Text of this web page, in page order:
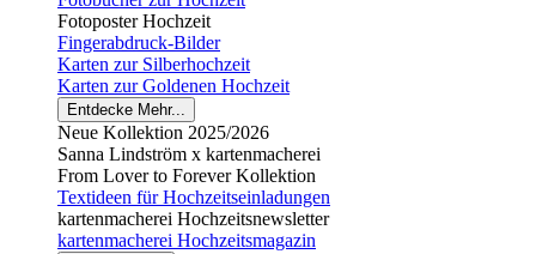
Fotoposter Hochzeit
Fingerabdruck-Bilder
Karten zur Silberhochzeit
Karten zur Goldenen Hochzeit
Entdecke Mehr...
Neue Kollektion 2025/2026
Sanna Lindström x kartenmacherei
From Lover to Forever Kollektion
Textideen für Hochzeitseinladungen
kartenmacherei Hochzeitsnewsletter
kartenmacherei Hochzeitsmagazin